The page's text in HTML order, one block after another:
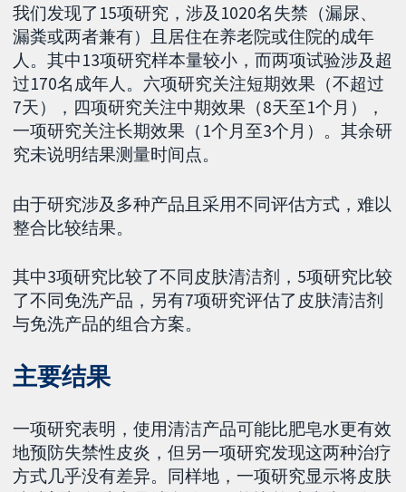
我们发现了15项研究，涉及1020名失禁（漏尿、
漏粪或两者兼有）且居住在养老院或住院的成年
人。其中13项研究样本量较小，而两项试验涉及超
过170名成年人。六项研究关注短期效果（不超过
7天），四项研究关注中期效果（8天至1个月），
一项研究关注长期效果（1个月至3个月）。其余研
究未说明结果测量时间点。
由于研究涉及多种产品且采用不同评估方式，难以
整合比较结果。
其中3项研究比较了不同皮肤清洁剂，5项研究比较
了不同免洗产品，另有7项研究评估了皮肤清洁剂
与免洗产品的组合方案。
主要结果
一项研究表明，使用清洁产品可能比肥皂水更有效
地预防失禁性皮炎，但另一项研究发现这两种治疗
方式几乎没有差异。同样地，一项研究显示将皮肤